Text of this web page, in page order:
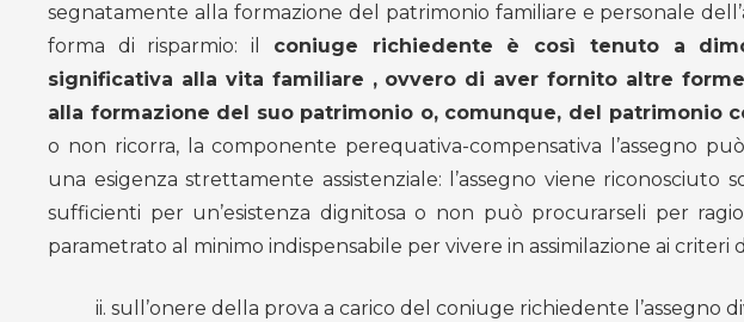
segnatamente alla formazione del patrimonio familiare e personale
forma di risparmio: il coniuge richiedente è così tenuto a
significativa alla vita familiare , ovvero di aver fornito altre
alla formazione del suo patrimonio o, comunque, del patrimonio
o non ricorra, la componente perequativa-compensativa l’assegno
una esigenza strettamente assistenziale: l’assegno viene
sufficienti per un’esistenza dignitosa o non può procurarseli per
parametrato al minimo indispensabile per vivere in assimilazione ai criteri
ii. sull’onere della prova a carico del coniuge richiedente l’assegno